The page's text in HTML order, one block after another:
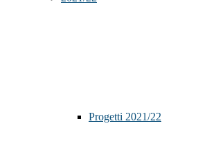
Progetti 2021/22